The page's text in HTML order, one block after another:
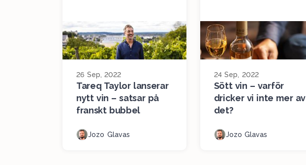
26 Sep, 2022
Tareq Taylor lanserar
nytt vin – satsar på
franskt bubbel
Jozo Glavas
24 Sep, 2022
Sött vin – varför
dricker vi inte mer av
det?
Jozo Glavas